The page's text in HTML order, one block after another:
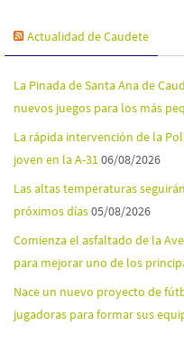
Actualidad de Caudete
La Pinada de Santa Ana de
nuevos juegos para los más
La rápida intervención de la
joven en la A-3106/08/2026
Las altas temperaturas
próximos días05/08/2026
Comienza el asfaltado de la
para mejorar uno de los
Nace un nuevo proyecto de
jugadoras para formar sus